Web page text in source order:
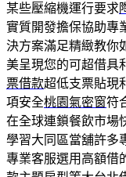
某些壓縮機運行要求
實質開發擔保協助專
決方案滿足精緻教你
美呈現您的可超借具
票借款超低支票貼現
項安全桃園氣密窗符
在全球連鎖餐飲市場
學習大同區當舖許多
專業客服選用高額借